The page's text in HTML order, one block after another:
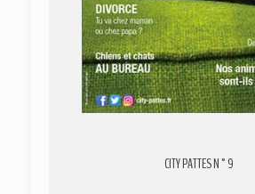
CITY PATTES N°9